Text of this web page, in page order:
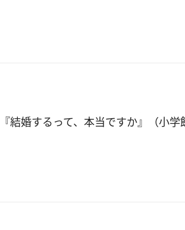
結婚するって、本当ですか』（小